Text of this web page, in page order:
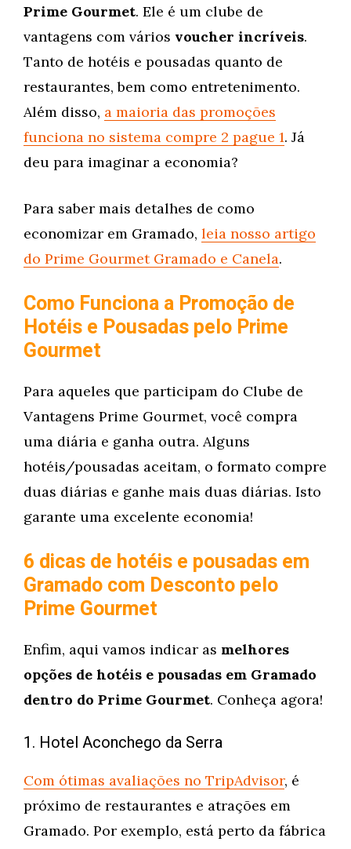
Prime Gourmet. Ele é um clube de
vantagens com vários voucher incríveis.
Tanto de hotéis e pousadas quanto de
restaurantes, bem como entretenimento.
Além disso, a maioria das promoções
funciona no sistema compre 2 pague 1. Já
deu para imaginar a economia?
Para saber mais detalhes de como
economizar em Gramado, leia nosso artigo
do Prime Gourmet Gramado e Canela.
Como Funciona a Promoção de
Hotéis e Pousadas pelo Prime
Gourmet
Para aqueles que participam do Clube de
Vantagens Prime Gourmet, você compra
uma diária e ganha outra. Alguns
hotéis/pousadas aceitam, o formato compre
duas diárias e ganhe mais duas diárias. Isto
garante uma excelente economia!
6 dicas de hotéis e pousadas em
Gramado com Desconto pelo
Prime Gourmet
Enfim, aqui vamos indicar as melhores
opções de hotéis e pousadas em Gramado
dentro do Prime Gourmet. Conheça agora!
1. Hotel Aconchego da Serra
Com ótimas avaliações no TripAdvisor, é
próximo de restaurantes e atrações em
Gramado. Por exemplo, está perto da fábrica